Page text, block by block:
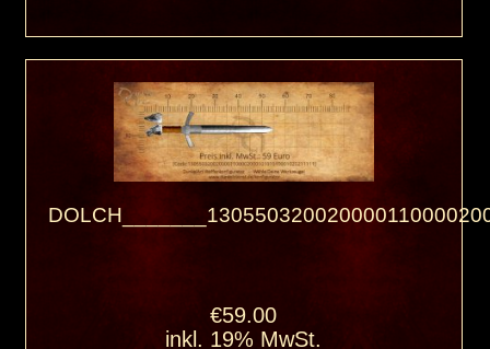
€59.00
inkl. 19% MwSt.